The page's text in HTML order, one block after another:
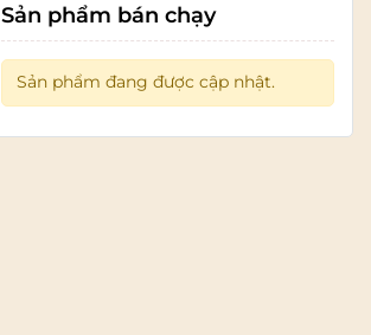
Sản phẩm bán chạy
Sản phẩm đang được cập nhật.